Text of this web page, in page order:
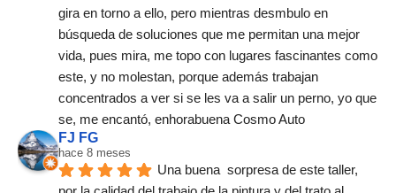
gira en torno a ello, pero mientras desmbulo en
búsqueda de soluciones que me permitan una mejor
vida, pues mira, me topo con lugares fascinantes como
este, y no molestan, porque además trabajan
concentrados a ver si se les va a salir un perno, yo que
se, me encantó, enhorabuena Cosmo Auto
FJ FG
hace 8 meses
Una buena  sorpresa de este taller,